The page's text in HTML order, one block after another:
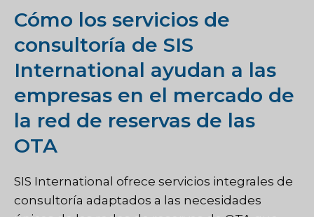
Cómo los servicios de
consultoría de SIS
International ayudan a las
empresas en el mercado de
la red de reservas de las
OTA
SIS International ofrece servicios integrales de
consultoría adaptados a las necesidades